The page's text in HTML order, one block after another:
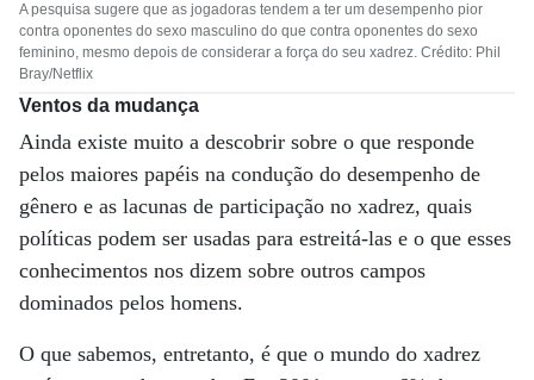
A pesquisa sugere que as jogadoras tendem a ter um desempenho pior
contra oponentes do sexo masculino do que contra oponentes do sexo
feminino, mesmo depois de considerar a força do seu xadrez. Crédito: Phil
Bray/Netflix
Ventos da mudança
Ainda existe muito a descobrir sobre o que responde
pelos maiores papéis na condução do desempenho de
gênero e as lacunas de participação no xadrez, quais
políticas podem ser usadas para estreitá-las e o que esses
conhecimentos nos dizem sobre outros campos
dominados pelos homens.
O que sabemos, entretanto, é que o mundo do xadrez